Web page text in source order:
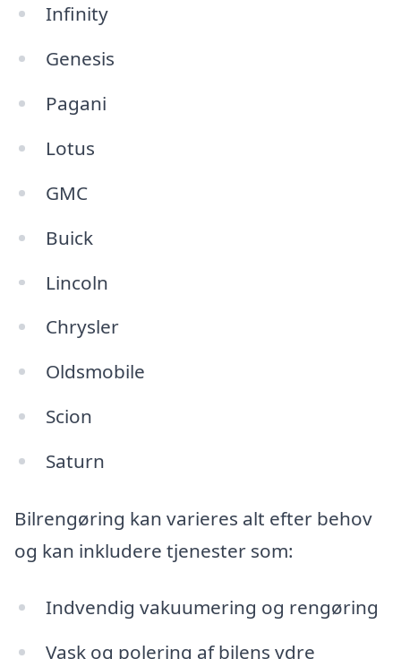
Infinity
Genesis
Pagani
Lotus
GMC
Buick
Lincoln
Chrysler
Oldsmobile
Scion
Saturn
Bilrengøring kan varieres alt efter behov
og kan inkludere tjenester som:
Indvendig vakuumering og rengøring
Vask og polering af bilens ydre